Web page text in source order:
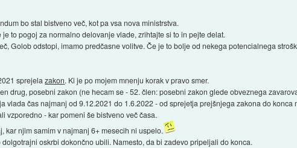
bo stal bistveno več, kot pa vsa nova ministrstva.
to pogoj za normalno delovanje vlade, zrihtajte si to in pejte delat.
Golob odstopi, imamo predčasne volitve. Če je to bolje od nekega potencialnega
sprejelazakon. Ki je po mojem mnenju korak v pravo smer.
drug, posebni zakon (ne hecam se - 52. člen: posebni zakon glede obveznega
vlada čas najmanj od 9.12.2021 do 1.6.2022 - od sprejetja prejšnjega zakona do konca
vzporedno - kar pomeni še bistveno več časa.
kar njim samim v najmanj 6+ mesecih ni uspelo.
oskrbi dokončno ubili. Namesto, da bi zadevo pripeljali do konca.